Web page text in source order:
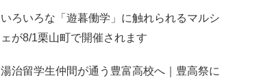
いろいろな「遊暮働学」に触れられるマルシ
ェが8/1栗山町で開催されます
湯治留学生仲間が通う豊富高校へ｜豊高祭に